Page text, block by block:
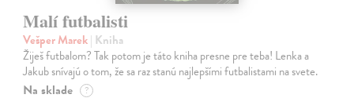
Malí futbalisti
Vešper Marek| Kniha
Žiješ futbalom? Tak potom je táto kniha presne pre teba! Lenka a
Jakub snívajú o tom, že sa raz stanú najlepšími futbalistami na svete.
Na sklade ?